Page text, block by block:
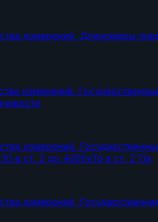
измерений. Длиномеры
измерений.
измерений.
в ст. 2 до 4000х10 в ст. 2 Па
измерений.